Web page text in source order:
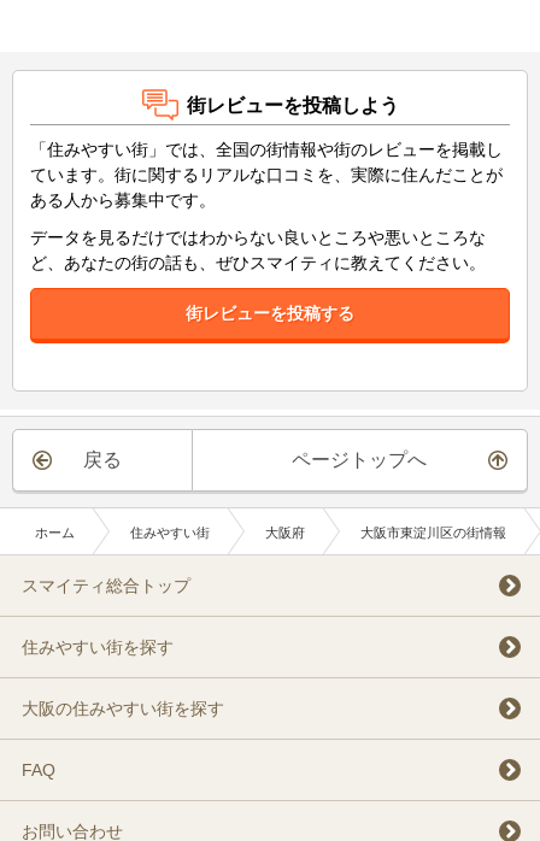
街レビューを投稿しよう
「住みやすい街」では、全国の街情報や街のレビューを掲載し
ています。街に関するリアルな口コミを、実際に住んだことが
ある人から募集中です。
データを見るだけではわからない良いところや悪いところな
ど、あなたの街の話も、ぜひスマイティに教えてください。
街レビューを投稿する
戻る ページトップへ
ホーム 住みやすい街 大阪府 大阪市東淀川区の街情報
スマイティ総合トップ
住みやすい街を探す
大阪の住みやすい街を探す
FAQ
お問い合わせ